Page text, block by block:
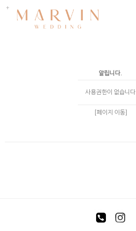
알립니다.
사용권한이 없습니다
[페이지 이동]